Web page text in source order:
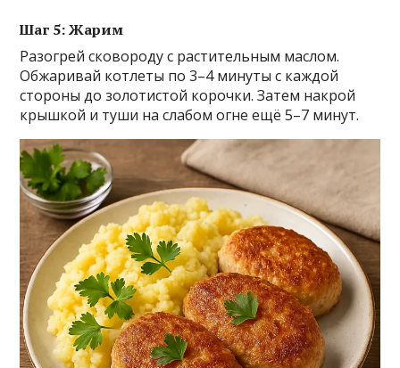
Шаг 5: Жарим
Разогрей сковороду с растительным маслом.
Обжаривай котлеты по 3–4 минуты с каждой
стороны до золотистой корочки. Затем накрой
крышкой и туши на слабом огне ещё 5–7 минут.